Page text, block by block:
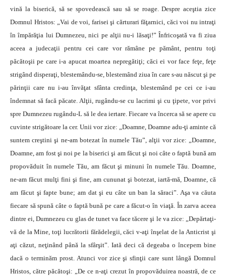
vină la biserică, să se spovedească sau să se roage. Despre aceştia zice
Domnul Hristos: „Vai de voi, farisei şi cărturari făţarnici, căci voi nu intraţi
în împărăţia lui Dumnezeu, nici pe alţii nu-i lăsaţi!” Înfricoşată va fi ziua
aceea a judecaţii pentru cei care vor rămâne pe pământ, pentru toţi
păcătoşii pe care i-a apucat moartea nepregătiţi; căci ei vor face feţe, feţe
strigând disperaţi, blestemându-se, blestemând ziua în care s-au născut şi pe
părinţii care nu i-au învăţat sfânta credinţa, blestemând pe cei ce i-au
îndemnat să facă păcate. Alţii, rugându-se cu lacrimi şi cu ţipete, vor privi
spre Dumnezeu rugându-L să le dea iertare. Fiecare va încerca să se apere cu
cuvinte strigătoare la cer. Unii vor zice: „Doamne, Doamne adu-ţi aminte că
suntem creştini şi ne-am botezat în numele Tău”, alţii vor zice: „Doamne,
Doamne, am fost şi noi pe la biserici şi am făcut şi noi câte o faptă bună am
propovăduit în numele Tău, am făcut şi minuni în numele Tău. Doamne,
ne-am făcut mulţi fini şi fine, am cununat şi botezat, iartă-mă, Doamne, că
am făcut şi fapte bune; am dat şi eu câte un ban la săraci”. Aşa va căuta
fiecare să spună câte o faptă bună pe care a făcut-o în viaţă. În zarva aceea
dintre ei, Dumnezeu cu glas de tunet va face tăcere şi le va zice: „Depărtaţi-
vă de la Mine, toţi lucrătorii fărădelegii, căci v-aţi înşelat de la Anticrist şi
aţi căzut, neţinând până la sfârşit”. Iată deci că degeaba o începem bine
dacă o terminăm prost. Atunci vor zice şi sfinţii care sunt lângă Domnul
Hristos, către păcătoşi: „De ce n-aţi crezut în propovăduirea noastră, de ce